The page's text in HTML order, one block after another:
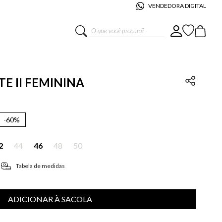
VENDEDORA DIGITAL
O que você procura?
II FEMININA
-60%
44 46 48 50
Tabela de medidas
ADICIONAR À SACOLA